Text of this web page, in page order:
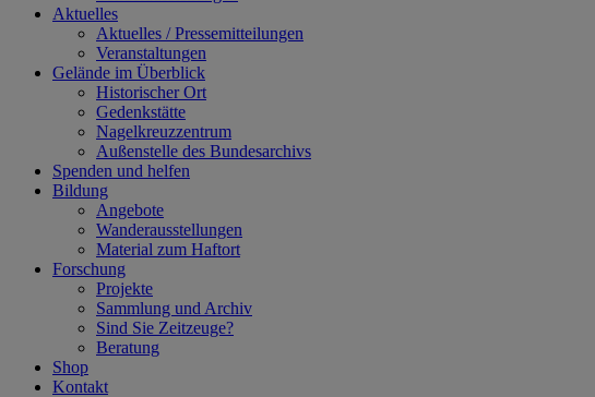
Aktuelles
Aktuelles / Pressemitteilungen
Veranstaltungen
Gelände im Überblick
Historischer Ort
Gedenkstätte
Nagelkreuzzentrum
Außenstelle des Bundesarchivs
Spenden und helfen
Bildung
Angebote
Wanderausstellungen
Material zum Haftort
Forschung
Projekte
Sammlung und Archiv
Sind Sie Zeitzeuge?
Beratung
Shop
Kontakt